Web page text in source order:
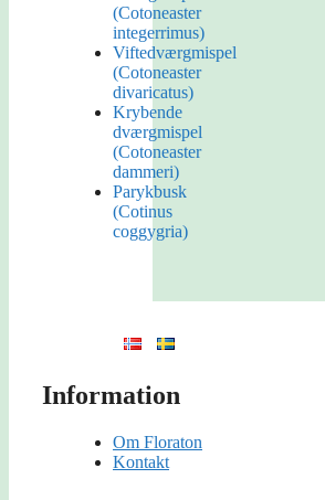
(Cotoneaster
integerrimus)
Viftedværgmispel
(Cotoneaster
divaricatus)
Krybende
dværgmispel
(Cotoneaster
dammeri)
Parykbusk
(Cotinus
coggygria)
Information
Om Floraton
Kontakt